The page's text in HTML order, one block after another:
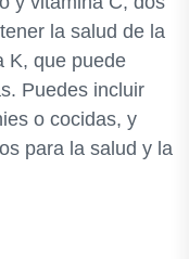
la salud de la
K, que puede
Puedes incluir
o cocidas, y
para la salud y la